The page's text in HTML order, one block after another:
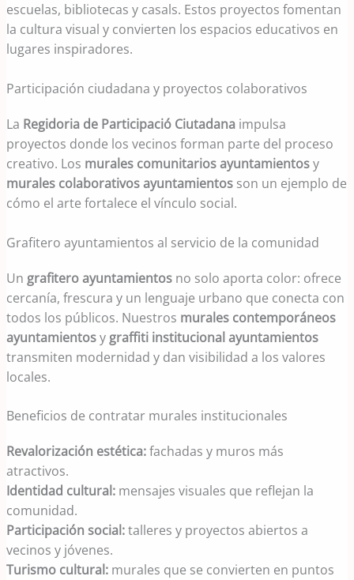
escuelas, bibliotecas y casals. Estos proyectos fomentan
la cultura visual y convierten los espacios educativos en
lugares inspiradores.
Participación ciudadana y proyectos colaborativos
La Regidoria de Participació Ciutadana impulsa
proyectos donde los vecinos forman parte del proceso
creativo. Los murales comunitarios ayuntamientosy
murales colaborativos ayuntamientos son un ejemplo de
cómo el arte fortalece el vínculo social.
Grafitero ayuntamientos al servicio de la comunidad
Un grafitero ayuntamientos no solo aporta color: ofrece
cercanía, frescura y un lenguaje urbano que conecta con
todos los públicos. Nuestros murales contemporáneos
ayuntamientosy graffiti institucional ayuntamientos
transmiten modernidad y dan visibilidad a los valores
locales.
Beneficios de contratar murales institucionales
Revalorización estética:fachadas y muros más
atractivos.
Identidad cultural: mensajes visuales que reflejan la
comunidad.
Participación social:talleres y proyectos abiertos a
vecinos y jóvenes.
Turismo cultural: murales que se convierten en puntos